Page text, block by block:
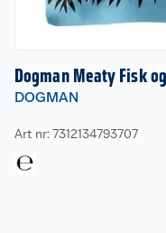
Dogman Meaty Fisk
DOGMAN
Art nr: 7312134793707